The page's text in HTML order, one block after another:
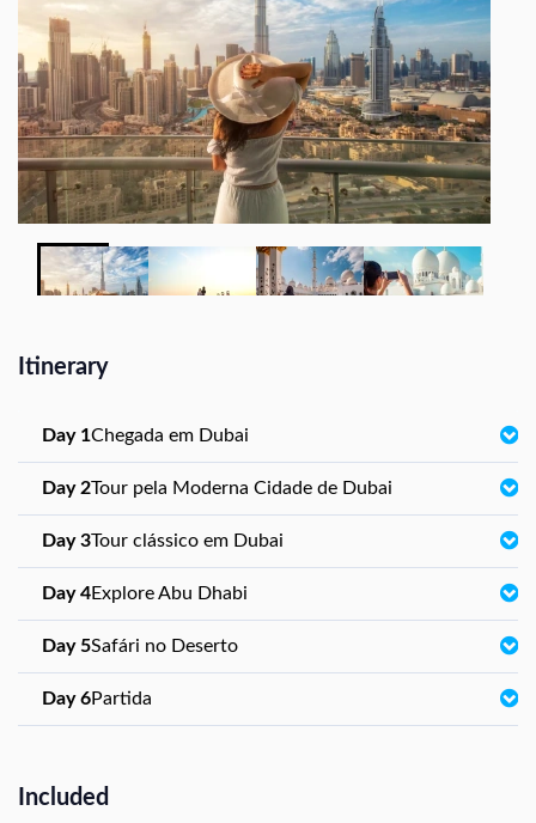
Itinerary
Day 1Chegada em Dubai
Day 2Tour pela Moderna Cidade de Dubai
Day 3Tour clássico em Dubai
Day 4Explore Abu Dhabi
Day 5Safári no Deserto
Day 6Partida
Included